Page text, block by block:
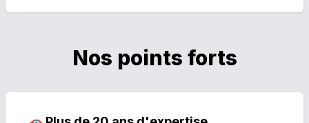
Nos points forts